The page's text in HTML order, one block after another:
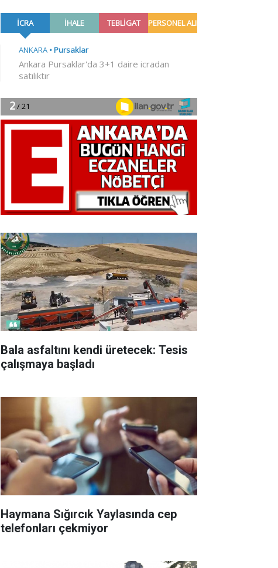
Bala asfaltını kendi üretecek: Tesis
çalışmaya başladı
Haymana Sığırcık Yaylasında cep
telefonları çekmiyor